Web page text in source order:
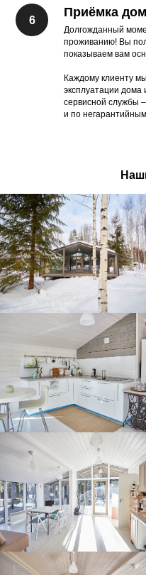
Приёмка
Долгожданный
проживанию! Вы
показываем вам
Каждому клиенту
эксплуатации
сервисной службы
и по